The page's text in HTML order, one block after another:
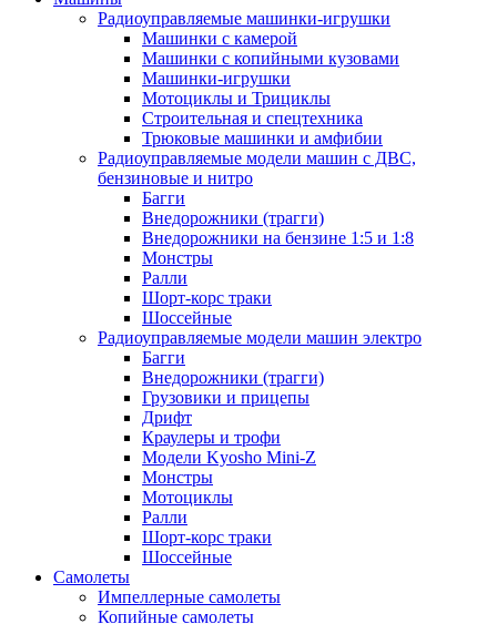
Радиоуправляемые машинки-игрушки
Машинки с камерой
Машинки с копийными кузовами
Машинки-игрушки
Мотоциклы и Трициклы
Строительная и спецтехника
Трюковые машинки и амфибии
Радиоуправляемые модели машин с ДВС,
бензиновые и нитро
Багги
Внедорожники (трагги)
Внедорожники на бензине 1:5 и 1:8
Монстры
Ралли
Шорт-корс траки
Шоссейные
Радиоуправляемые модели машин электро
Багги
Внедорожники (трагги)
Грузовики и прицепы
Дрифт
Краулеры и трофи
Модели Kyosho Mini-Z
Монстры
Мотоциклы
Ралли
Шорт-корс траки
Шоссейные
Самолеты
Импеллерные самолеты
Копийные самолеты